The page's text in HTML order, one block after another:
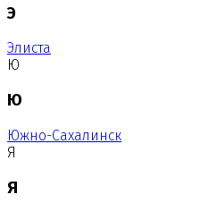
Э
Элиста
Ю
Ю
Южно-Сахалинск
Я
Я